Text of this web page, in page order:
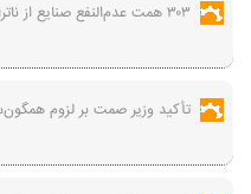
۳۰۳ همت عدم‌النفع صنایع از ناترازی‌ها
تأکید وزیر صمت بر لزوم